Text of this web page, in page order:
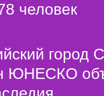
человек
город
ЮНЕСКО